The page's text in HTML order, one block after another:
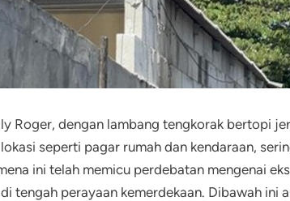
Roger, dengan lambang tengkorak bertopi
seperti pagar rumah dan kendaraan,
ini telah memicu perdebatan mengenai
tengah perayaan kemerdekaan. Dibawah ini